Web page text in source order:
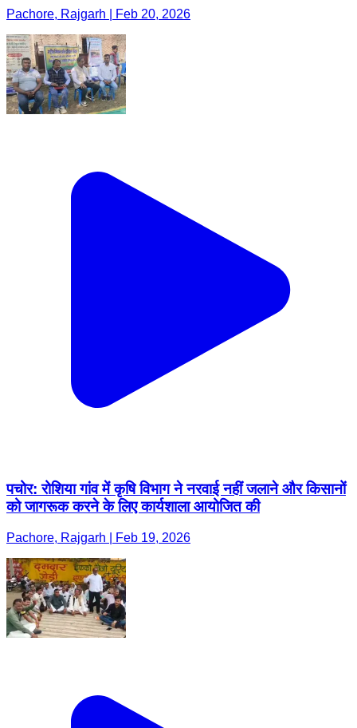
Pachore, Rajgarh | Feb 20, 2026
पचोर: रोशिया गांव में कृषि विभाग ने नरवाई नहीं जलाने और किसानों
को जागरूक करने के लिए कार्यशाला आयोजित की
Pachore, Rajgarh | Feb 19, 2026